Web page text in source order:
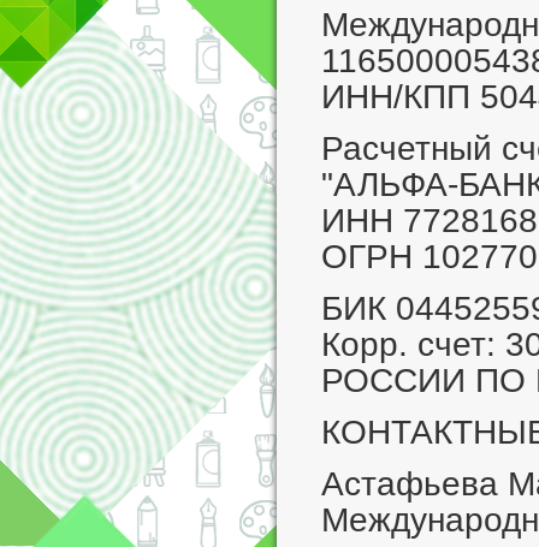
ИНН/КПП
Расчетный
"АЛЬФА-
ИНН
ОГРН
БИК
Корр. счет:
РОССИИ ПО
Астафьева